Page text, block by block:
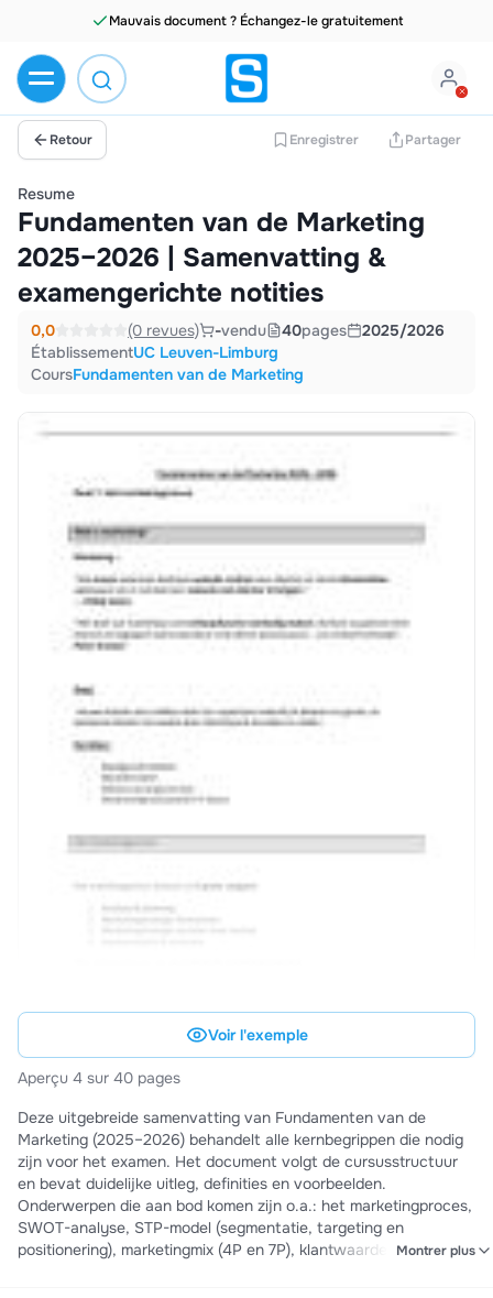
Mauvais document ? Échangez-le gratuitement
Retour Enregistrer Partager
Resume
Fundamenten van de Marketing
2025–2026 | Samenvatting &
examengerichte notities
0,0 (0 revues) -vendu 40pages
2025/2026
ÉtablissementUC Leuven-Limburg
CoursFundamenten van de Marketing
Voir l'exemple
Aperçu 4 sur 40 pages
Deze uitgebreide samenvatting van Fundamenten van de
Marketing (2025–2026) behandelt alle kernbegrippen die nodig
zijn voor het examen. Het document volgt de cursusstructuur
en bevat duidelijke uitleg, definities en voorbeelden.
Onderwerpen die aan bod komen zijn o.a.: het marketingproces,
SWOT-analyse, STP-model (segmentatie, targeting en
positionering), marketingmix (4P en 7P), klantwaarde enMontrer plus